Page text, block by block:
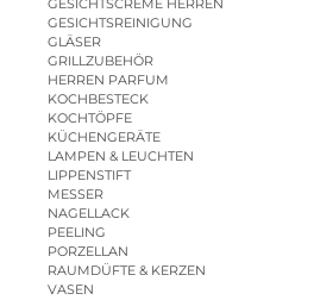
GESICHTSCREME HERREN
GESICHTSREINIGUNG
GLÄSER
GRILLZUBEHÖR
HERREN PARFUM
KOCHBESTECK
KOCHTÖPFE
KÜCHENGERÄTE
LAMPEN & LEUCHTEN
LIPPENSTIFT
MESSER
NAGELLACK
PEELING
PORZELLAN
RAUMDÜFTE & KERZEN
VASEN